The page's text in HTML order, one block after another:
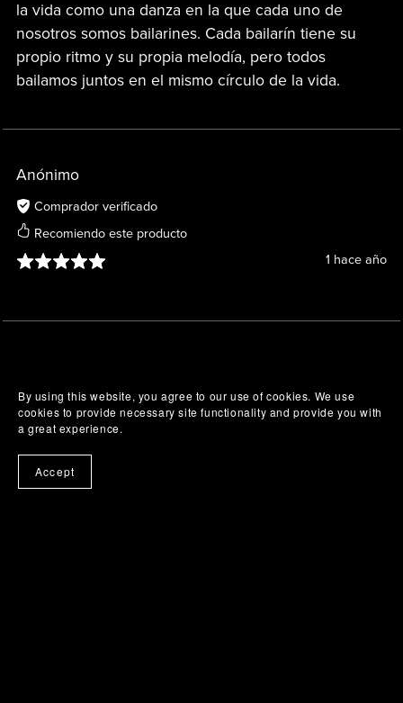
la vida como una danza en la que cada uno de
nosotros somos bailarines. Cada bailarín tiene su
propio ritmo y su propia melodía, pero todos
bailamos juntos en el mismo círculo de la vida.
Anónimo
Comprador verificado
Recomiendo este producto
1 hace año
By using this website, you agree to our use of cookies. We use
cookies to provide necessary site functionality and provide you with
a great experience.
Accept